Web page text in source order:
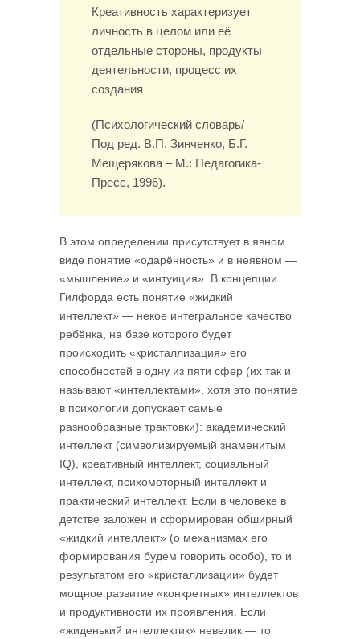
Креативность характеризует
личность в целом или её
отдельные стороны, продукты
деятельности, процесс их
создания
(Психологический словарь/
Под ред. В.П. Зинченко, Б.Г.
Мещерякова – М.: Педагогика-
Пресс, 1996).
В этом определении присутствует в явном
виде понятие «одарённость» и в неявном —
«мышление» и «интуиция». В концепции
Гилфорда есть понятие «жидкий
интеллект» — некое интегральное качество
ребёнка, на базе которого будет
происходить «кристаллизация» его
способностей в одну из пяти сфер (их так и
называют «интеллектами», хотя это понятие
в психологии допускает самые
разнообразные трактовки): академический
интеллект (символизи­руемый знаме­ни­тым
IQ), креативный интеллект, социальный
интеллект, психомоторный интел­лект и
практический интеллект. Если в человеке в
детстве заложен и сформиро­ван обширный
«жидкий интеллект» (о механизмах его
формирования будем говорить особо), то и
результатом его «кристаллизации» будет
мощное развитие «конкретных» интеллектов
и продуктивности их проявления. Если
«жиденький интеллектик» невелик — то